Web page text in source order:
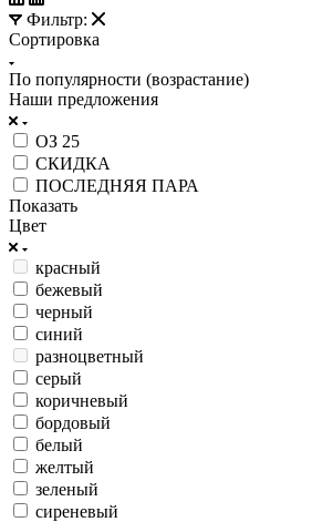
Фильтр:
Сортировка
По популярности (возрастание)
Наши предложения
ОЗ 25
СКИДКА
ПОСЛЕДНЯЯ ПАРА
Показать
Цвет
красный
бежевый
черный
синий
разноцветный
серый
коричневый
бордовый
белый
желтый
зеленый
сиреневый